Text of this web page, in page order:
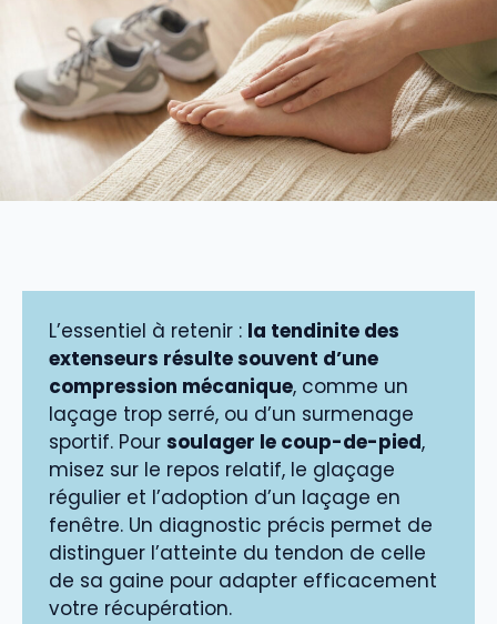
L’essentiel à retenir : la tendinite des
extenseurs résulte souvent d’une
compression mécanique, comme un
laçage trop serré, ou d’un surmenage
sportif. Pour soulager le coup-de-pied,
misez sur le repos relatif, le glaçage
régulier et l’adoption d’un laçage en
fenêtre. Un diagnostic précis permet de
distinguer l’atteinte du tendon de celle
de sa gaine pour adapter efficacement
votre récupération.